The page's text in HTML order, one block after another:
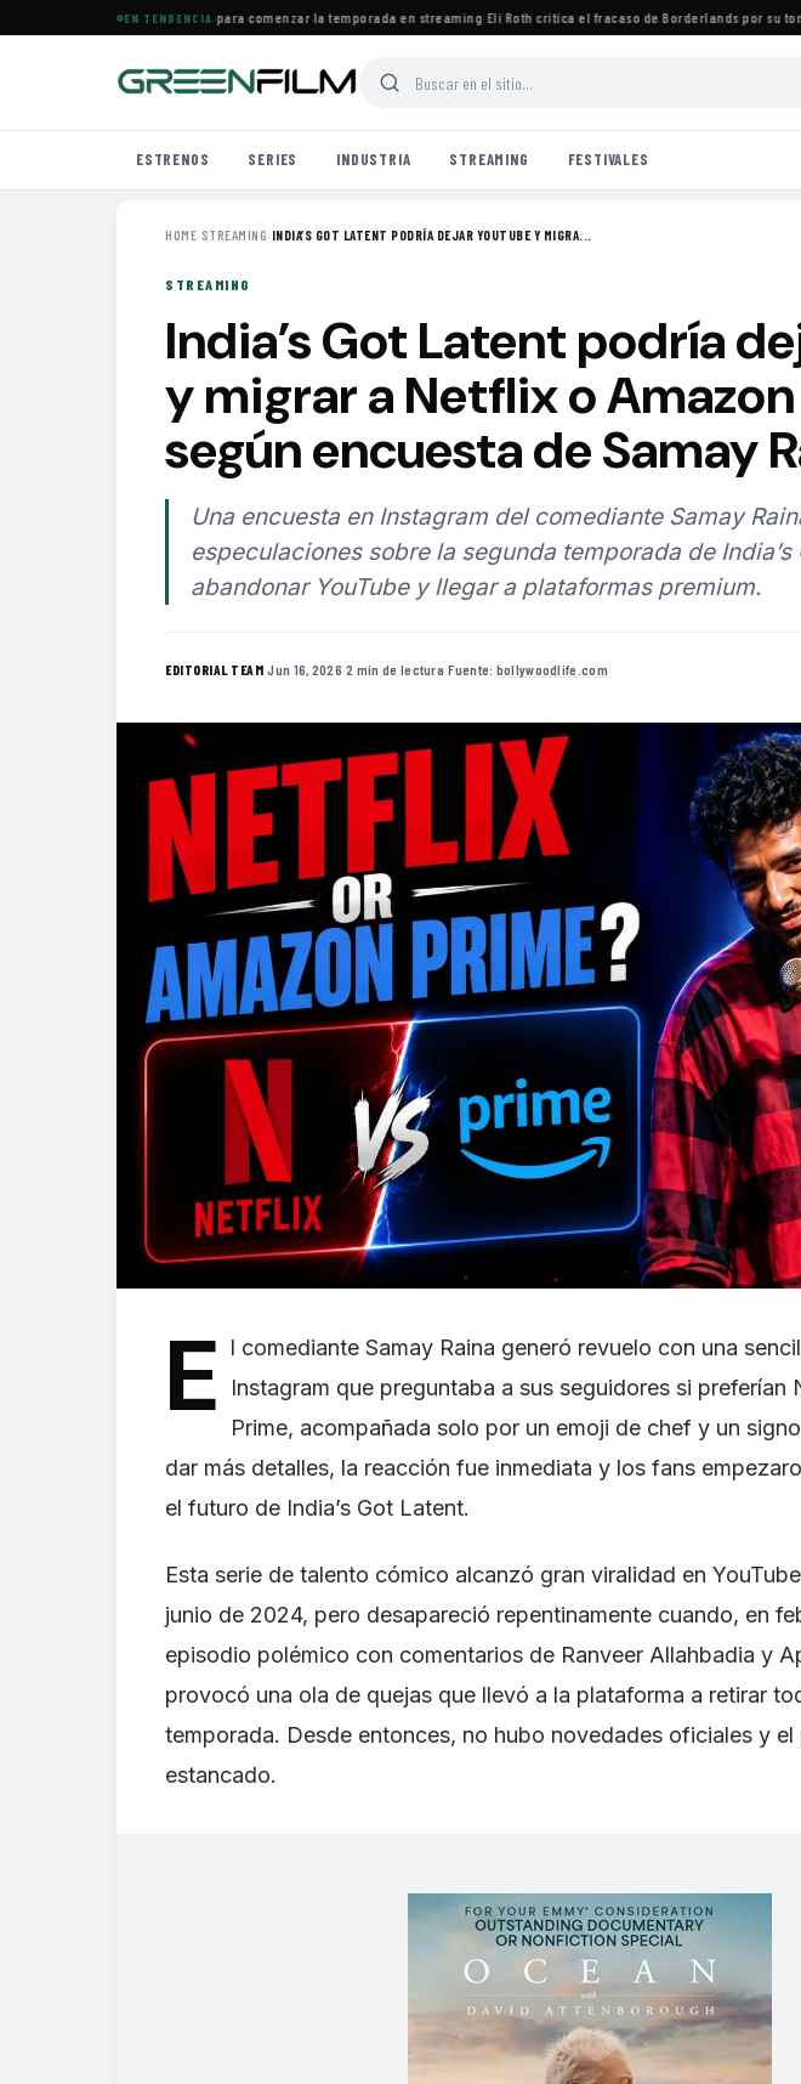
EN TENDENCIA
ocho series destacadas para comenzar la temporada en streaming·Eli Roth critica el fracaso de Borderlands por su tono
ESTRENOS SERIES INDUSTRIA STREAMING FESTIVALES
HOME› STREAMING› INDIA’S GOT LATENT PODRÍA DEJAR YOUTUBE Y MIGRA...
STREAMING
India’s Got Latent podría
y migrar a Netflix o
según encuesta de Samay
Una encuesta en Instagram del comediante Samay
especulaciones sobre la segunda temporada de
abandonar YouTube y llegar a plataformas premium.
EDITORIAL TEAM·Jun 16, 2026·2 min de lectura·Fuente: bollywoodlife.com
E
l comediante Samay Raina generó revuelo con una
Instagram que preguntaba a sus seguidores si preferían
Prime, acompañada solo por un emoji de chef y un
dar más detalles, la reacción fue inmediata y los fans
el futuro de India’s Got Latent.
Esta serie de talento cómico alcanzó gran viralidad en
junio de 2024, pero desapareció repentinamente cuando, en
episodio polémico con comentarios de Ranveer Allahbadia y
provocó una ola de quejas que llevó a la plataforma a retirar
temporada. Desde entonces, no hubo novedades oficiales y
estancado.